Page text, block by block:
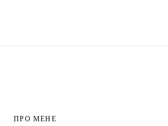
ПРО МЕНЕ